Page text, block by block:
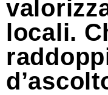
locali.